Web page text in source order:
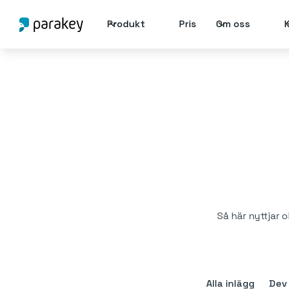
Produkt Pris Om oss
Så här nyttjar
Alla inlägg Dev